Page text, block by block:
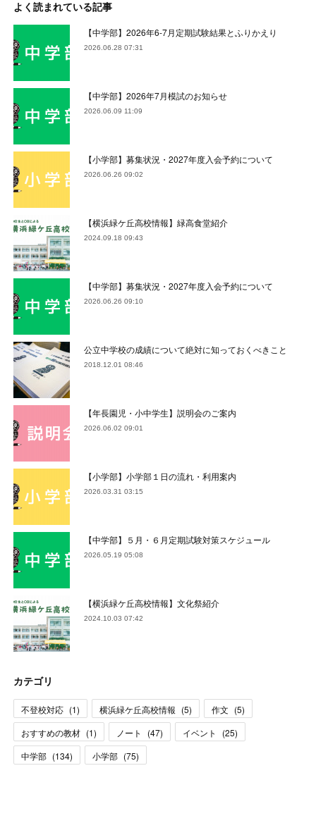
よく読まれている記事
【中学部】2026年6-7月定期試験結果とふりかえり
2026.06.28 07:31
【中学部】2026年7月模試のお知らせ
2026.06.09 11:09
【小学部】募集状況・2027年度入会予約について
2026.06.26 09:02
【横浜緑ケ丘高校情報】緑高食堂紹介
2024.09.18 09:43
【中学部】募集状況・2027年度入会予約について
2026.06.26 09:10
公立中学校の成績について絶対に知っておくべきこと
2018.12.01 08:46
【年長園児・小中学生】説明会のご案内
2026.06.02 09:01
【小学部】小学部１日の流れ・利用案内
2026.03.31 03:15
【中学部】５月・６月定期試験対策スケジュール
2026.05.19 05:08
【横浜緑ケ丘高校情報】文化祭紹介
2024.10.03 07:42
カテゴリ
不登校対応 (1) 横浜緑ケ丘高校情報 (5) 作文 (5)
おすすめの教材 (1) ノート (47) イベント (25)
中学部 (134) 小学部 (75)